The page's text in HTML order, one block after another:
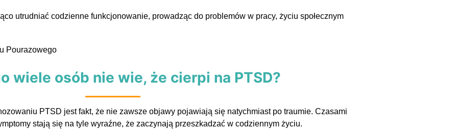
utrudniać codzienne funkcjonowanie, prowadząc do problemów w pracy, życiu społecznym
wiele osób nie wie, że cierpi na PTSD?
PTSD jest fakt, że nie zawsze objawy pojawiają się natychmiast po traumie. Czasami
stają się na tyle wyraźne, że zaczynają przeszkadzać w codziennym życiu.